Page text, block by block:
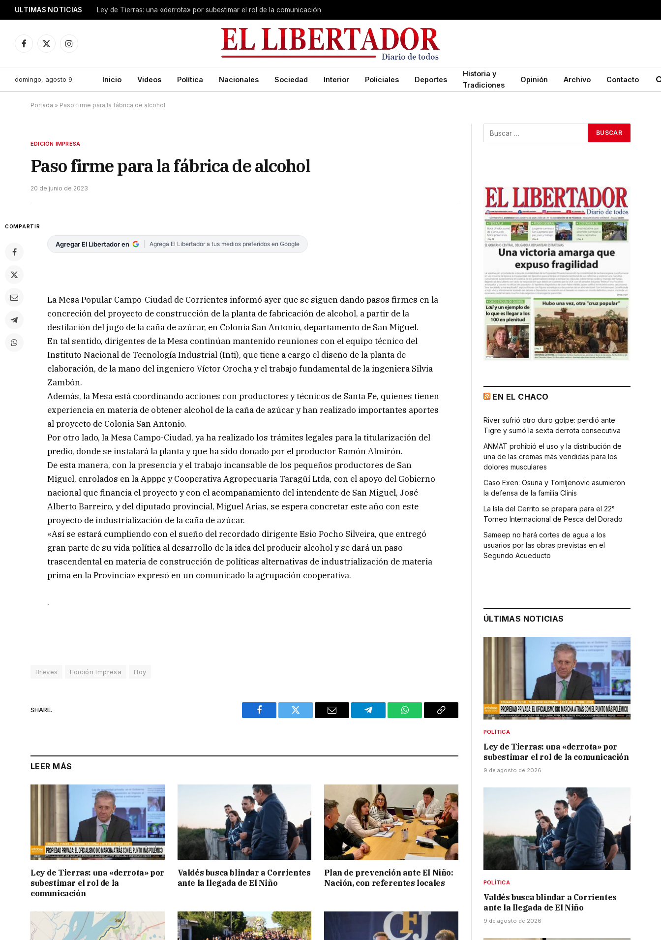
ULTIMAS NOTICIAS Ley de Tierras: una «derrota» por subestimar el rol de la comunicación
Facebook
X
Instagram
domingo, agosto 9 Inicio Videos Política Nacionales Sociedad Interior Policiales Deportes
Historia y
Tradiciones
Opinión Archivo Contacto
Portada » Paso firme para la fábrica de alcohol
EDICIÓN IMPRESA
Paso firme para la fábrica de alcohol
20 de junio de 2023
COMPARTIR
Agregar El Libertador en Agrega El Libertador a tus medios preferidos en Google
La Mesa Popular Campo-Ciudad de Corrientes informó ayer que se siguen dando pasos firmes en la
concreción del proyecto de construcción de la planta de fabricación de alcohol, a partir de la
destilación del jugo de la caña de azúcar, en Colonia San Antonio, departamento de San Miguel.
En tal sentido, dirigentes de la Mesa continúan mantenido reuniones con el equipo técnico del
Instituto Nacional de Tecnología Industrial (Inti), que tiene a cargo el diseño de la planta de
elaboración, de la mano del ingeniero Víctor Orocha y el trabajo fundamental de la ingeniera Silvia
Zambón.
Además, la Mesa está coordinando acciones con productores y técnicos de Santa Fe, quienes tienen
experiencia en materia de obtener alcohol de la caña de azúcar y han realizado importantes aportes
al proyecto de Colonia San Antonio.
Por otro lado, la Mesa Campo-Ciudad, ya ha realizado los trámites legales para la titularización del
predio, donde se instalará la planta y que ha sido donado por el productor Ramón Almirón.
De esta manera, con la presencia y el trabajo incansable de los pequeños productores de San
Miguel, enrolados en la Apppc y Cooperativa Agropecuaria Taragüí Ltda, con el apoyo del Gobierno
nacional que financia el proyecto y con el acompañamiento del intendente de San Miguel, José
Alberto Barreiro, y del diputado provincial, Miguel Arias, se espera concretar este año con este
proyecto de industrialización de la caña de azúcar.
«Así se estará cumpliendo con el sueño del recordado dirigente Esio Pocho Silveira, que entregó
gran parte de su vida política al desarrollo de la idea del producir alcohol y se dará un paso
trascendental en materia de construcción de políticas alternativas de industrialización de materia
prima en la Provincia» expresó en un comunicado la agrupación cooperativa.
.
Breves Edición Impresa Hoy
SHARE.
Facebook Twitter Email Telegram WhatsAppCopy
LEER MÁS
Ley de Tierras: una «derrota» por
subestimar el rol de la
comunicación
Valdés busca blindar a Corrientes
ante la llegada de El Niño
Plan de prevención ante El Niño:
Nación, con referentes locales
EN EL CHACO
River sufrió otro duro golpe: perdió ante
Tigre y sumó la sexta derrota consecutiva
ANMAT prohibió el uso y la distribución de
una de las cremas más vendidas para los
dolores musculares
Caso Exen: Osuna y Tomljenovic asumieron
la defensa de la familia Clinis
La Isla del Cerrito se prepara para el 22°
Torneo Internacional de Pesca del Dorado
Sameep no hará cortes de agua a los
usuarios por las obras previstas en el
Segundo Acueducto
ÚLTIMAS NOTICIAS
POLÍTICA
Ley de Tierras: una «derrota» por
subestimar el rol de la comunicación
9 de agosto de 2026
POLÍTICA
Valdés busca blindar a Corrientes
ante la llegada de El Niño
9 de agosto de 2026